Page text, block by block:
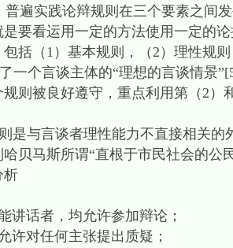
遍实践论辩规则在三个要素之间
要看运用一定的方法使用一定的
括（1）基本规则，（2）理性规
一个言谈主体的“理想的言谈情景
规则被良好遵守，重点利用第（2
是与言谈者理性能力不直接相关的
贝马斯所谓“直根于市民社会的
析
讲话者，均允许参加辩论；
许对任何主张提出质疑；